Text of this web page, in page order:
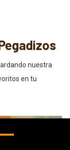
nuestra
en tu